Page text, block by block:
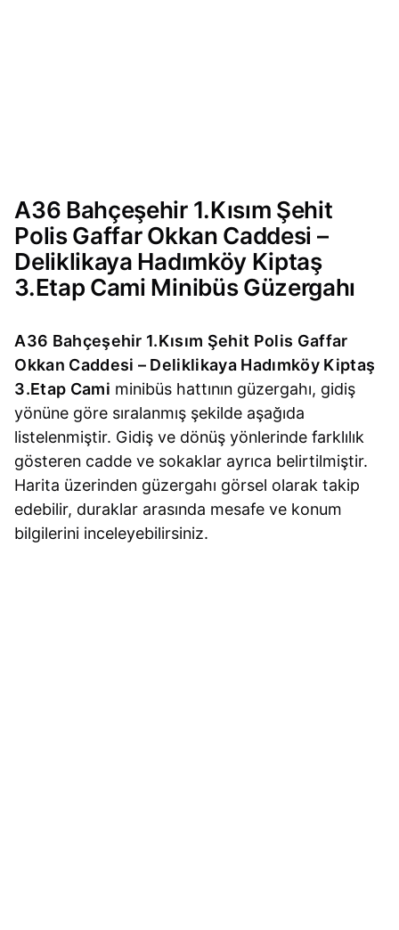
A36 Bahçeşehir 1.Kısım Şehit
Polis Gaffar Okkan Caddesi –
Deliklikaya Hadımköy Kiptaş
3.Etap Cami Minibüs Güzergahı
A36 Bahçeşehir 1.Kısım Şehit Polis Gaffar
Okkan Caddesi – Deliklikaya Hadımköy Kiptaş
3.Etap Cami minibüs hattının güzergahı, gidiş
yönüne göre sıralanmış şekilde aşağıda
listelenmiştir. Gidiş ve dönüş yönlerinde farklılık
gösteren cadde ve sokaklar ayrıca belirtilmiştir.
Harita üzerinden güzergahı görsel olarak takip
edebilir, duraklar arasında mesafe ve konum
bilgilerini inceleyebilirsiniz.